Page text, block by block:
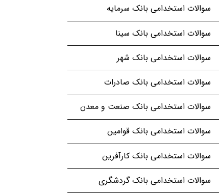
سوالات استخدامی بانک سرمایه
سوالات استخدامی بانک سینا
سوالات استخدامی بانک شهر
سوالات استخدامی بانک صادرات
سوالات استخدامی بانک صنعت و معدن
سوالات استخدامی بانک قوامین
سوالات استخدامی بانک کارآفرین
سوالات استخدامی بانک گردشگری